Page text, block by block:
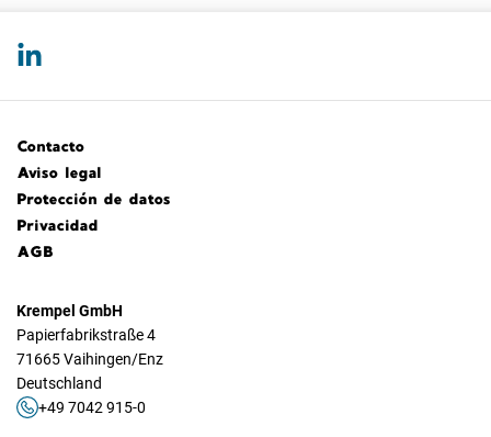
Contacto
Aviso legal
Protección de datos
Privacidad
AGB
Krempel GmbH
Papierfabrikstraße 4
71665 Vaihingen/Enz
Deutschland
+49 7042 915-0